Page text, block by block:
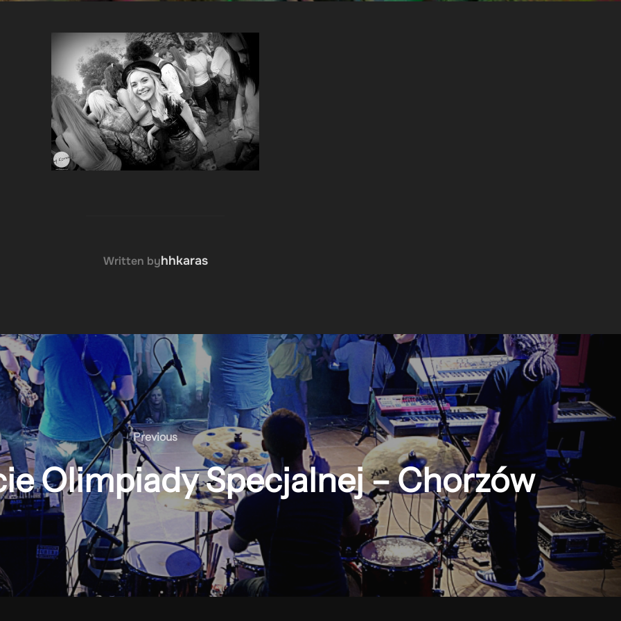
POST AUTHOR
Written byhhkaras
Previous
Previous
Olimpiady Specjalnej – Chorzów